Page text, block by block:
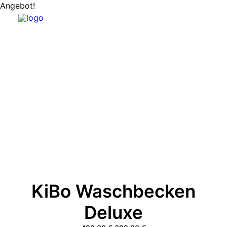
Angebot!
KiBo Waschbecken
Deluxe